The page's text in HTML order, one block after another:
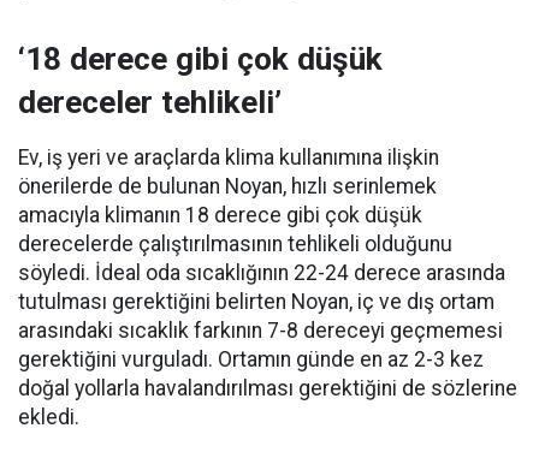
‘18 derece gibi çok düşük
dereceler tehlikeli’
Ev, iş yeri ve araçlarda klima kullanımına ilişkin
önerilerde de bulunan Noyan, hızlı serinlemek
amacıyla klimanın 18 derece gibi çok düşük
derecelerde çalıştırılmasının tehlikeli olduğunu
söyledi. İdeal oda sıcaklığının 22-24 derece arasında
tutulması gerektiğini belirten Noyan, iç ve dış ortam
arasındaki sıcaklık farkının 7-8 dereceyi geçmemesi
gerektiğini vurguladı. Ortamın günde en az 2-3 kez
doğal yollarla havalandırılması gerektiğini de sözlerine
ekledi.